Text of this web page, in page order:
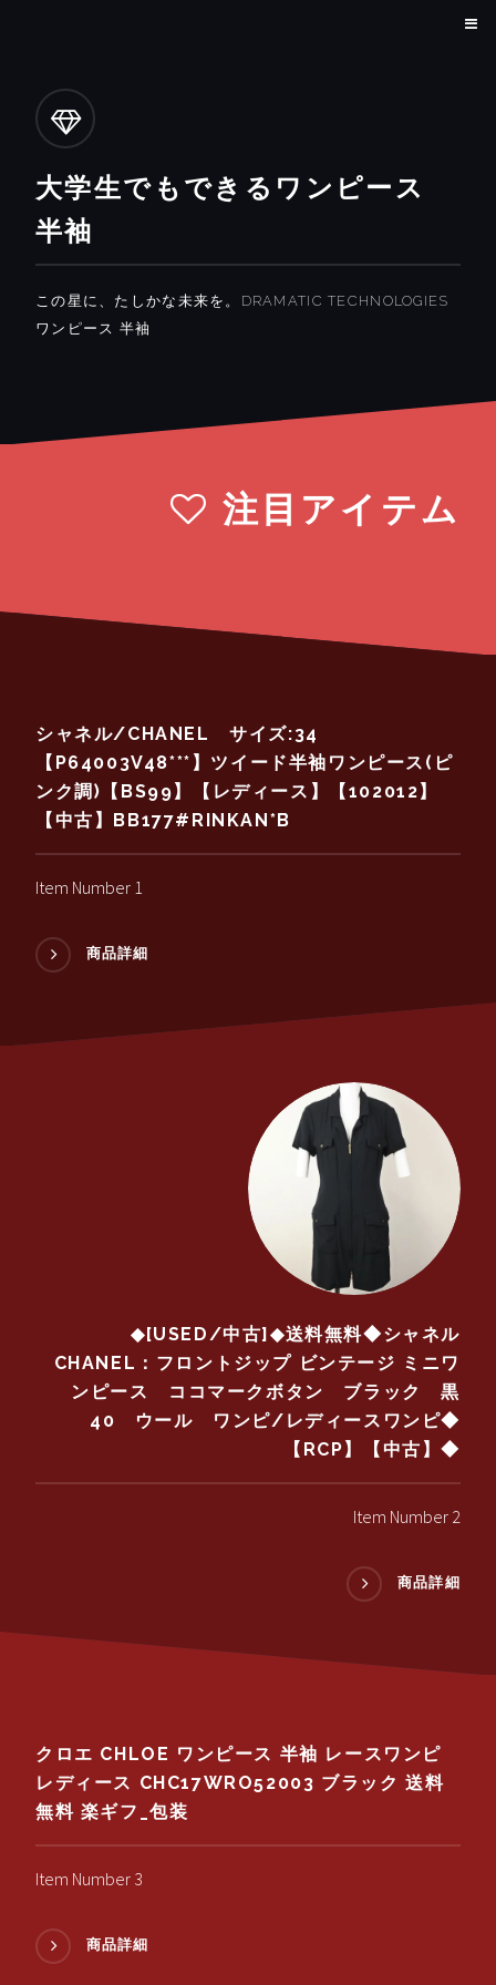
大学生でもできるワンピース
半袖
この星に、たしかな未来を。DRAMATIC TECHNOLOGIES
ワンピース 半袖
注目アイテム
シャネル/CHANEL サイズ:34
【P64003V48***】ツイード半袖ワンピース(ピ
ンク調)【BS99】【レディース】【102012】
【中古】BB177#RINKAN*B
Item Number 1
商品詳細
◆[USED/中古]◆送料無料◆シャネル
CHANEL：フロントジップ ビンテージ ミニワ
ンピース ココマークボタン ブラック 黒
40 ウール ワンピ/レディースワンピ◆
【RCP】【中古】◆
Item Number 2
商品詳細
クロエ CHLOE ワンピース 半袖 レースワンピ
レディース CHC17WRO52003 ブラック 送料
無料 楽ギフ_包装
Item Number 3
商品詳細